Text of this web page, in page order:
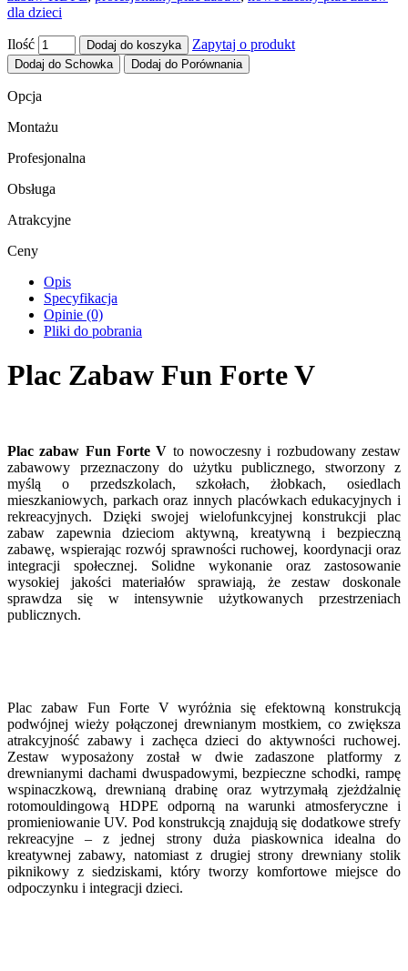
dla dzieci
Ilość Dodaj do koszyka Zapytaj o produkt
Dodaj do Schowka Dodaj do Porównania
Opcja
Montażu
Profesjonalna
Obsługa
Atrakcyjne
Ceny
Opis
Specyfikacja
Opinie (0)
Pliki do pobrania
Plac Zabaw Fun Forte V
Plac zabaw Fun Forte V to nowoczesny i rozbudowany zestaw
zabawowy przeznaczony do użytku publicznego, stworzony z
myślą o przedszkolach, szkołach, żłobkach, osiedlach
mieszkaniowych, parkach oraz innych placówkach edukacyjnych i
rekreacyjnych. Dzięki swojej wielofunkcyjnej konstrukcji plac
zabaw zapewnia dzieciom aktywną, kreatywną i bezpieczną
zabawę, wspierając rozwój sprawności ruchowej, koordynacji oraz
integracji społecznej. Solidne wykonanie oraz zastosowanie
wysokiej jakości materiałów sprawiają, że zestaw doskonale
sprawdza się w intensywnie użytkowanych przestrzeniach
publicznych.
Plac zabaw Fun Forte V wyróżnia się efektowną konstrukcją
podwójnej wieży połączonej drewnianym mostkiem, co zwiększa
atrakcyjność zabawy i zachęca dzieci do aktywności ruchowej.
Zestaw wyposażony został w dwie zadaszone platformy z
drewnianymi dachami dwuspadowymi, bezpieczne schodki, rampę
wspinaczkową, drewnianą drabinę oraz wytrzymałą zjeżdżalnię
rotomouldingową HDPE odporną na warunki atmosferyczne i
promieniowanie UV. Pod konstrukcją znajdują się dodatkowe strefy
rekreacyjne – z jednej strony duża piaskownica idealna do
kreatywnej zabawy, natomiast z drugiej strony drewniany stolik
piknikowy z siedziskami, który tworzy komfortowe miejsce do
odpoczynku i integracji dzieci.